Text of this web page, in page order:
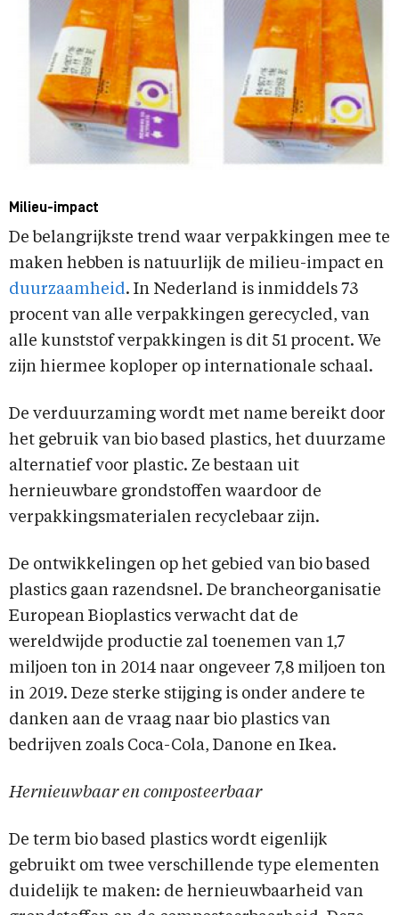
Milieu-impact
De belangrijkste trend waar verpakkingen mee te
maken hebben is natuurlijk de milieu-impact en
duurzaamheid. In Nederland is inmiddels 73
procent van alle verpakkingen gerecycled, van
alle kunststof verpakkingen is dit 51 procent. We
zijn hiermee koploper op internationale schaal.
De verduurzaming wordt met name bereikt door
het gebruik van bio based plastics, het duurzame
alternatief voor plastic. Ze bestaan uit
hernieuwbare grondstoffen waardoor de
verpakkingsmaterialen recyclebaar zijn.
De ontwikkelingen op het gebied van bio based
plastics gaan razendsnel. De brancheorganisatie
European Bioplastics verwacht dat de
wereldwijde productie zal toenemen van 1,7
miljoen ton in 2014 naar ongeveer 7,8 miljoen ton
in 2019. Deze sterke stijging is onder andere te
danken aan de vraag naar bio plastics van
bedrijven zoals Coca-Cola, Danone en Ikea.
Hernieuwbaar en composteerbaar
De term bio based plastics wordt eigenlijk
gebruikt om twee verschillende type elementen
duidelijk te maken: de hernieuwbaarheid van